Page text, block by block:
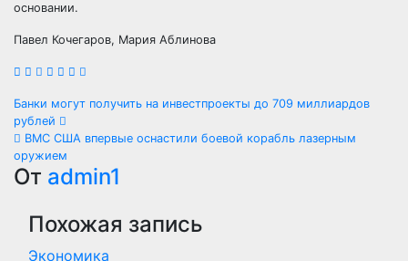
основании.
Павел Кочегаров, Мария Аблинова
Навигация
по
записям
Банки могут получить на инвестпроекты до 709 миллиардов
рублей
ВМС США впервые оснастили боевой корабль лазерным
оружием
От admin1
Похожая запись
Экономика